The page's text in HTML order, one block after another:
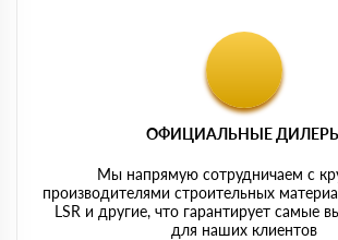
ОФИЦИАЛЬНЫЕ
Мы напрямую сотрудничаем с
производителями строительных
LSR и другие, что гарантирует самые
для наших клиентов